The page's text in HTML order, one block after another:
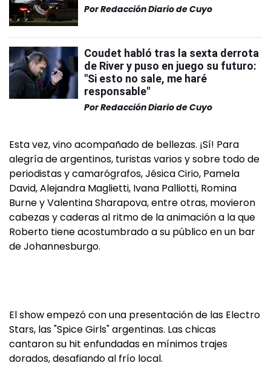
PorRedacción Diario de Cuyo
Coudet habló tras la sexta derrota
de River y puso en juego su futuro:
"Si esto no sale, me haré
responsable"
PorRedacción Diario de Cuyo
Esta vez, vino acompañado de bellezas. ¡Sí! Para
alegría de argentinos, turistas varios y sobre todo de
periodistas y camarógrafos, Jésica Cirio, Pamela
David, Alejandra Maglietti, Ivana Palliotti, Romina
Burne y Valentina Sharapova, entre otras, movieron
cabezas y caderas al ritmo de la animación a la que
Roberto tiene acostumbrado a su público en un bar
de Johannesburgo.
El show empezó con una presentación de las Electro
Stars, las "Spice Girls" argentinas. Las chicas
cantaron su hit enfundadas en mínimos trajes
dorados, desafiando al frío local.